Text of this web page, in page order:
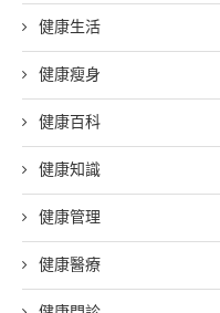
健康生活
健康瘦身
健康百科
健康知識
健康管理
健康醫療